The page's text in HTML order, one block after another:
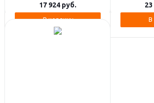
17 924руб.
В корзину
23
В